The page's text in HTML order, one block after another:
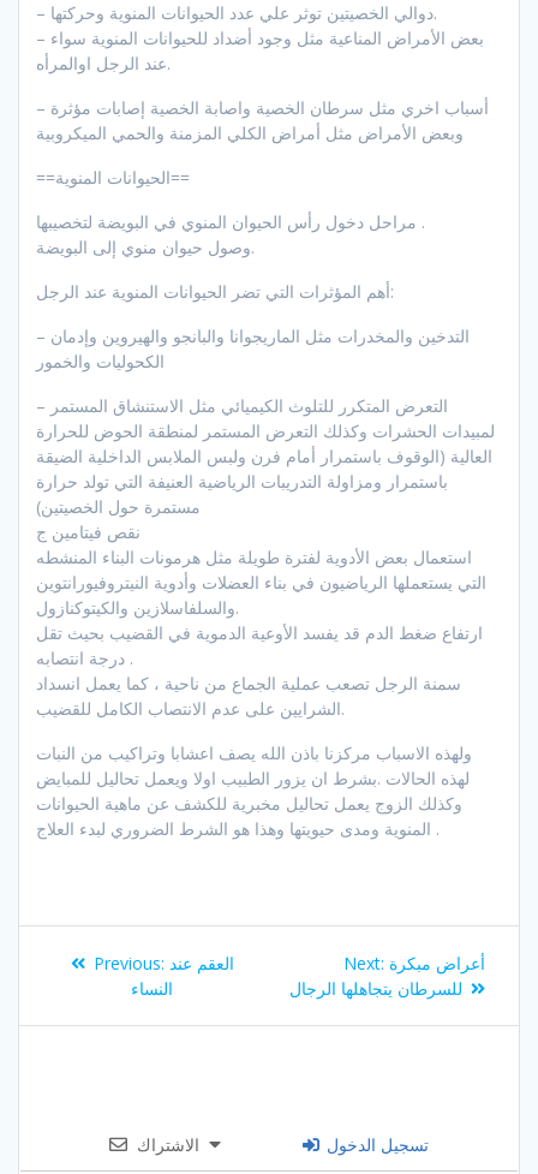
– دوالي الخصيتين توثر علي عدد الحيوانات المنوية وحركتها.
– بعض الأمراض المناعية مثل وجود أضداد للحيوانات المنوية سواء
عند الرجل اوالمرأه.
– أسباب اخري مثل سرطان الخصية واصابة الخصية إصابات مؤثرة
وبعض الأمراض مثل أمراض الكلي المزمنة والحمي الميكروبية
==الحيوانات المنوية==
مراحل دخول رأس الحيوان المنوي في البويضة لتخصيبها .
وصول حيوان منوي إلى البويضة.
أهم المؤثرات التي تضر الحيوانات المنوية عند الرجل:
– التدخين والمخدرات مثل الماريجوانا والبانجو والهيروين وإدمان
الكحوليات والخمور
– التعرض المتكرر للتلوث الكيميائي مثل الاستنشاق المستمر
لمبيدات الحشرات وكذلك التعرض المستمر لمنطقة الحوض للحرارة
العالية (الوقوف باستمرار أمام فرن ولبس الملابس الداخلية الضيقة
باستمرار ومزاولة التدريبات الرياضية العنيفة التي تولد حرارة
مستمرة حول الخصيتين)
نقص فيتامين ج
استعمال بعض الأدوية لفترة طويلة مثل هرمونات البناء المنشطه
التي يستعملها الرياضيون في بناء العضلات وأدوية النيتروفيورانتوين
والسلفاسلازين والكيتوكنازول.
ارتفاع ضغط الدم قد يفسد الأوعية الدموية في القضيب بحيث تقل
درجة انتصابه .
سمنة الرجل تصعب عملية الجماع من ناحية ، كما يعمل انسداد
الشرايين على عدم الانتصاب الكامل للقضيب.
ولهذه الاسباب مركزنا باذن الله يصف اعشابا وتراكيب من النبات
لهذه الحالات .بشرط ان يزور الطبيب اولا ويعمل تحاليل للمبايض
وكذلك الزوج يعمل تحاليل مخبرية للكشف عن ماهية الحيوانات
المنوية ومدى حيويتها وهذا هو الشرط الضروري لبدء العلاج .
Post
navigation
Previous: Previous
post:
العقم عند
النساء
Next: Next
post:
أعراض مبكرة
للسرطان يتجاهلها الرجال
الاشتراك تسجيل الدخول